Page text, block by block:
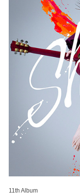
11th Album